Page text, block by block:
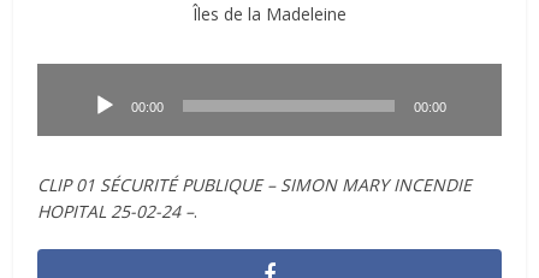
Îles de la Madeleine
00:00 00:00
CLIP 01 SÉCURITÉ PUBLIQUE – SIMON MARY INCENDIE
HOPITAL 25-02-24 –.